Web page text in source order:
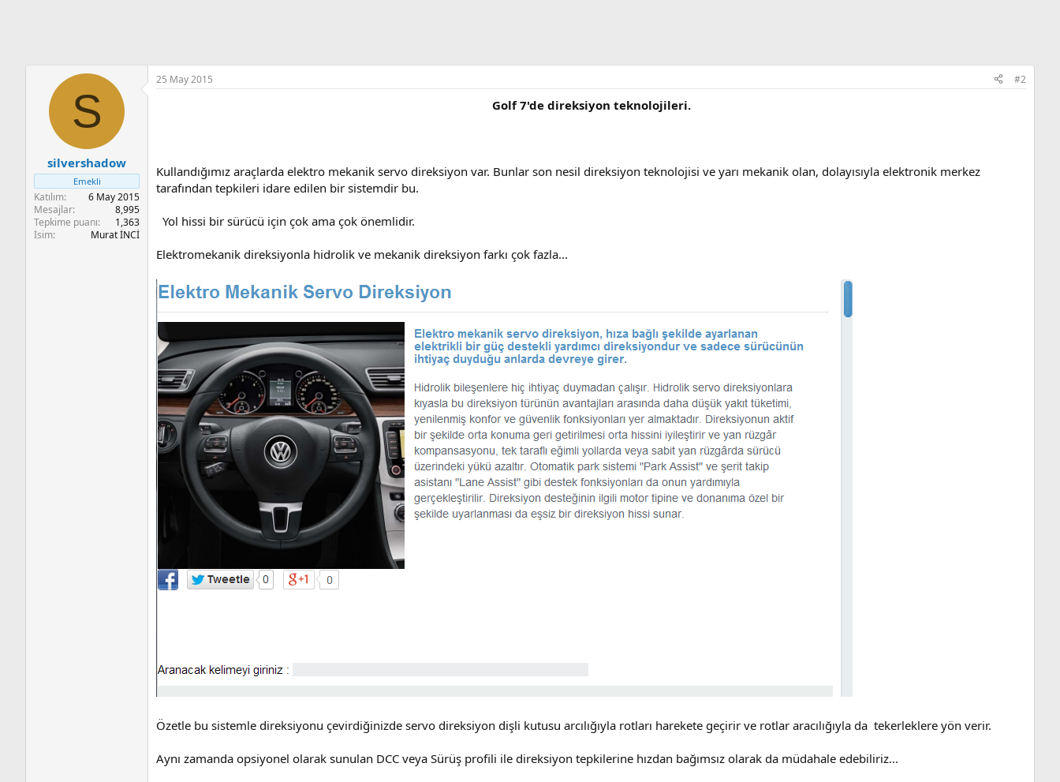
S
silvershadow
Emekli
Katılım
6 May 2015
Mesajlar
8,995
Tepkime puanı
1,363
İsim
Murat İNCİ
25 May 2015 #2
Golf 7'de direksiyon teknolojileri.
Kullandığımız araçlarda elektro mekanik servo direksiyon var. Bunlar son nesil direksiyon teknolojisi ve yarı mekanik olan, dolayısıyla elektronik merkez
tarafından tepkileri idare edilen bir sistemdir bu.
Yol hissi bir sürücü için çok ama çok önemlidir.
Elektromekanik direksiyonla hidrolik ve mekanik direksiyon farkı çok fazla...
Özetle bu sistemle direksiyonu çevirdiğinizde servo direksiyon dişli kutusu arcılığıyla rotları harekete geçirir ve rotlar aracılığıyla da tekerleklere yön verir.
Aynı zamanda opsiyonel olarak sunulan DCC veya Sürüş profili ile direksiyon tepkilerine hızdan bağımsız olarak da müdahale edebiliriz...